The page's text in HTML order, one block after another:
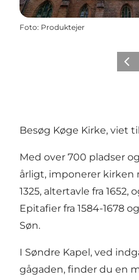
Foto: Produktejer
Besøg Køge Kirke, viet
Med over 700 pladser
årligt, imponerer kirken
1325, altertavle fra 1652,
Epitafier fra 1584-1678
Søn.
I Søndre Kapel, ved
gågaden, finder du en